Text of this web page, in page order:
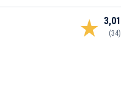
3,01
(34)